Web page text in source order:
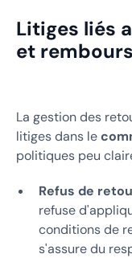
Litiges liés
et
La gestion des
litiges dans le
politiques peu
Refus de
refuse
conditions de
s'assure du